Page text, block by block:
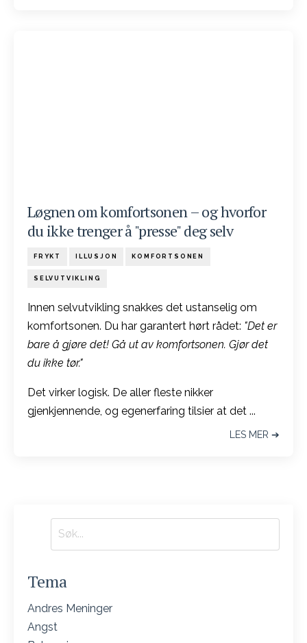
Løgnen om komfortsonen – og hvorfor
du ikke trenger å "presse" deg selv
FRYKT ILLUSJON KOMFORTSONEN
SELVUTVIKLING
Innen selvutvikling snakkes det ustanselig om
komfortsonen. Du har garantert hørt rådet: "Det er
bare å gjøre det! Gå ut av komfortsonen. Gjør det
du ikke tør."
Det virker logisk. De aller fleste nikker
gjenkjennende, og egenerfaring tilsier at det ...
LES MER ➔
Tema
Andres Meninger
Angst